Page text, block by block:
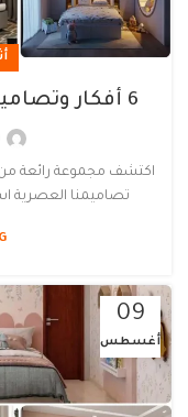
6 أفكار وتصاميم لديكورات غرف نوم اطفال
اكتشف مجموعة رائعة من
تصاميمنا العصرية
09
أغسطس